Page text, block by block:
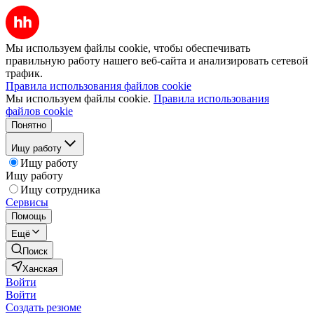
Мы используем файлы cookie, чтобы обеспечивать
правильную работу нашего веб-сайта и анализировать сетевой
трафик.
Правила использования файлов cookie
Мы используем файлы cookie. Правила использования
файлов cookie
Понятно
Ищу работу
Ищу работу
Ищу работу
Ищу сотрудника
Сервисы
Помощь
Ещё
Поиск
Ханская
Войти
Войти
Создать резюме